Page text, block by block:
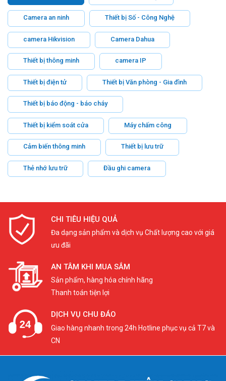
Camera an ninh Thiết bị Số - Công Nghệ
camera Hikvision Camera Dahua
Thiết bị thông minh camera IP
Thiết bị điện tử Thiết bị Văn phòng - Gia đình
Thiết bị báo động - báo cháy
Thiết bị kiểm soát cửa Máy chấm công
Cảm biến thông minh Thiết bị lưu trữ
Thẻ nhớ lưu trữ Đầu ghi camera
CHI TIÊU HIỆU QUẢ
Đa dạng sản phẩm và dịch vụ Chất lượng cao với giá
ưu đãi
AN TÂM KHI MUA SẮM
Sản phẩm, hàng hóa chính hãng
Thanh toán tiện lợi
DỊCH VỤ CHU ĐÁO
Giao hàng nhanh trong 24h Hotline phục vụ cả T7 và
CN